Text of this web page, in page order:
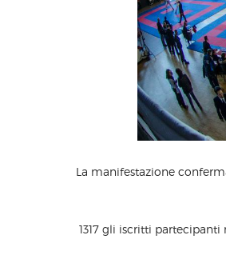
La manifestazione
1317 gli iscritti